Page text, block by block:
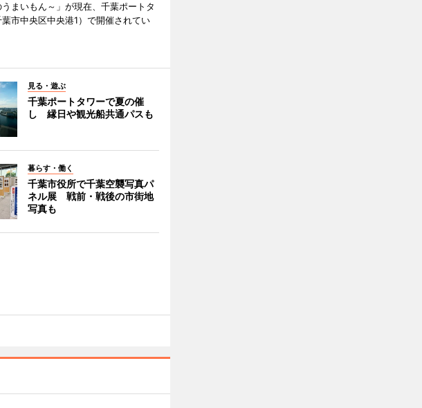
うまいもん～」が現在、千葉ポートタ
市中央区中央港1）で開催されてい
見る・遊ぶ
千葉ポートタワーで夏の催
し 縁日や観光船共通パスも
暮らす・働く
千葉市役所で千葉空襲写真パ
ネル展 戦前・戦後の市街地
写真も